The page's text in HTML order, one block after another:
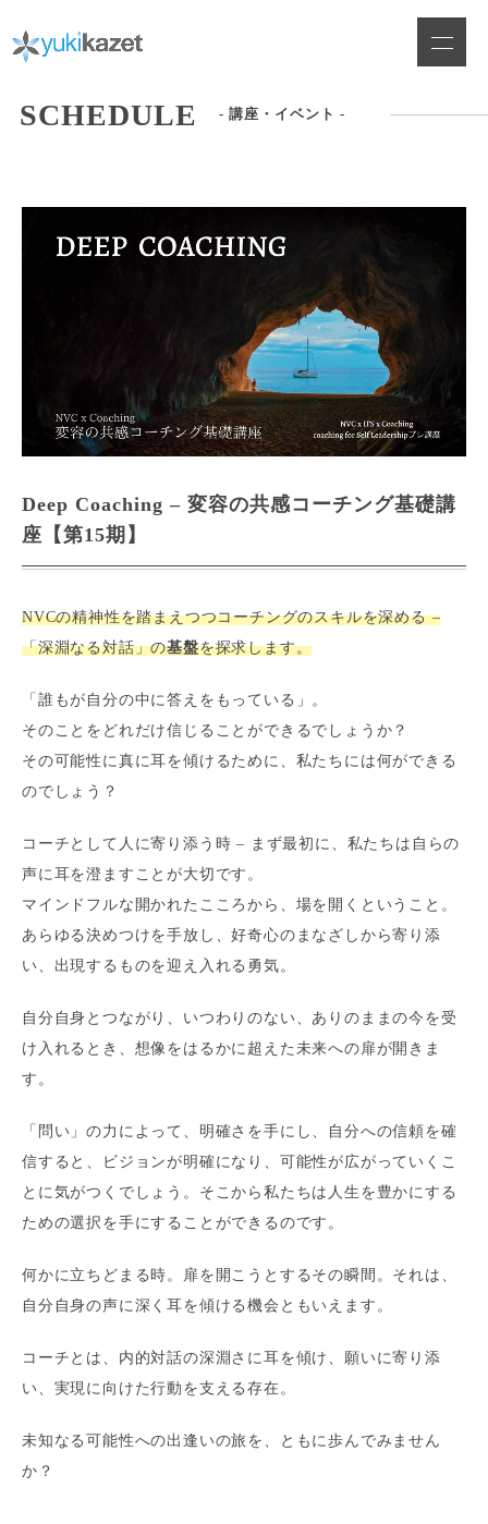
SCHEDULE - 講座・イベント -
Deep Coaching – 変容の共感コーチング基礎講
座【第15期】
NVCの精神性を踏まえつつコーチングのスキルを深める –
「深淵なる対話」の基盤を探求します。
「誰もが自分の中に答えをもっている」。
そのことをどれだけ信じることができるでしょうか？
その可能性に真に耳を傾けるために、私たちには何ができる
のでしょう？
コーチとして人に寄り添う時 – まず最初に、私たちは自らの
声に耳を澄ますことが大切です。
マインドフルな開かれたこころから、場を開くということ。
あらゆる決めつけを手放し、好奇心のまなざしから寄り添
い、出現するものを迎え入れる勇気。
自分自身とつながり、いつわりのない、ありのままの今を受
け入れるとき、想像をはるかに超えた未来への扉が開きま
す。
「問い」の力によって、明確さを手にし、自分への信頼を確
信すると、ビジョンが明確になり、可能性が広がっていくこ
とに気がつくでしょう。そこから私たちは人生を豊かにする
ための選択を手にすることができるのです。
何かに立ちどまる時。扉を開こうとするその瞬間。それは、
自分自身の声に深く耳を傾ける機会ともいえます。
コーチとは、内的対話の深淵さに耳を傾け、願いに寄り添
い、実現に向けた行動を支える存在。
未知なる可能性への出逢いの旅を、ともに歩んでみません
か？